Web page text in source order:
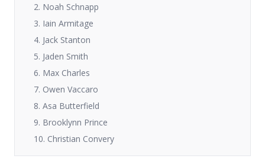
2. Noah Schnapp
3. Iain Armitage
4. Jack Stanton
5. Jaden Smith
6. Max Charles
7. Owen Vaccaro
8. Asa Butterfield
9. Brooklynn Prince
10. Christian Convery